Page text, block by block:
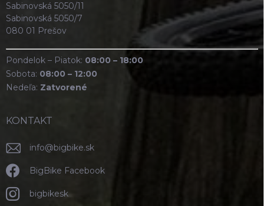
Sabinovská 5050/11
Sabinovská 5050/7
080 01 Prešov
Pondelok – Piatok: 08:00 – 18:00
Sobota: 08:00 – 12:00
Nedeľa: Zatvorené
KONTAKT
info@bigbike.sk
BigBike Facebook
bigbikesk